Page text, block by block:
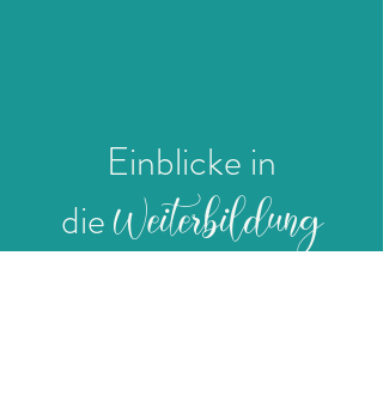
Einblicke in
dieWeiterbildung